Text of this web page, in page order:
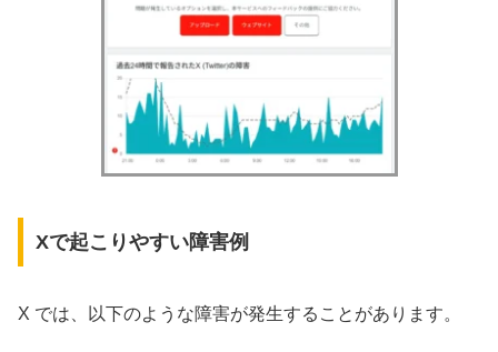
Xで起こりやすい障害例
X では、以下のような障害が発生することがあります。